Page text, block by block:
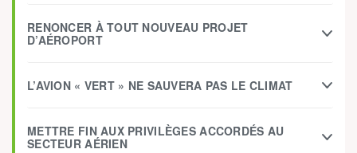
RENONCER À TOUT NOUVEAU PROJET
D’AÉROPORT
L’AVION « VERT » NE SAUVERA PAS LE CLIMAT
METTRE FIN AUX PRIVILÈGES ACCORDÉS AU
SECTEUR AÉRIEN